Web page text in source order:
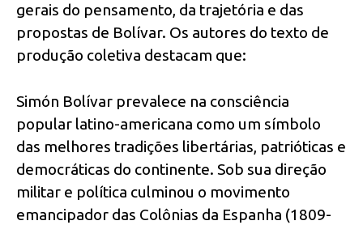
gerais do pensamento, da trajetória e das
propostas de Bolívar. Os autores do texto de
produção coletiva destacam que:
Simón Bolívar prevalece na consciência
popular latino-americana como um símbolo
das melhores tradições libertárias, patrióticas e
democráticas do continente. Sob sua direção
militar e política culminou o movimento
emancipador das Colônias da Espanha (1809-